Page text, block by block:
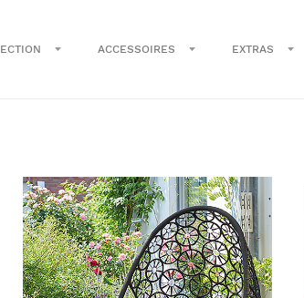
ACCESSOIRES EXTRAS